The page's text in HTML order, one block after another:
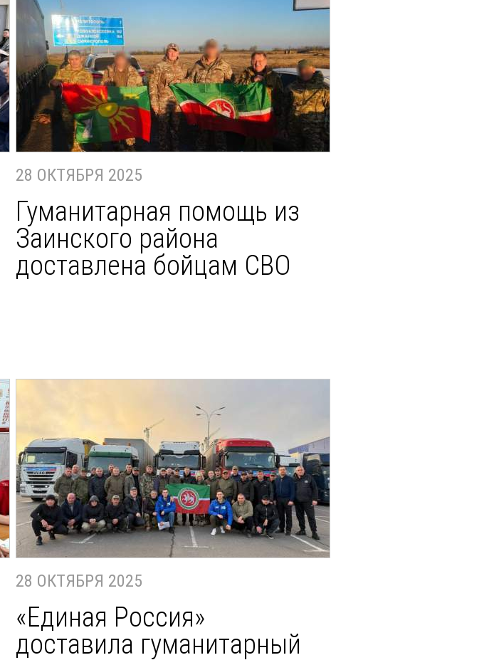
28 ОКТЯБРЯ 2025
Гуманитарная помощь из
Заинского района
доставлена бойцам СВО
28 ОКТЯБРЯ 2025
«Единая Россия»
доставила гуманитарный